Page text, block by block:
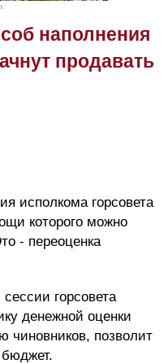
наполнения
продавать
исполкома горсовета
которого можно
- переоценка
горсовета
денежной оценки
чиновников, позволит